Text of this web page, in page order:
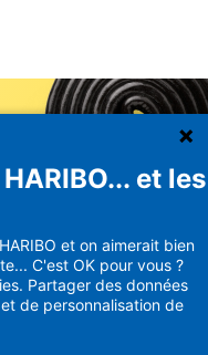
et les
et on aimerait bien
C'est OK pour vous ?
Partager des données
de personnalisation de